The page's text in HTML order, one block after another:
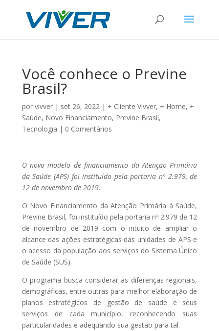
Você conhece o Previne
Brasil?
por vivver| set 26, 2022| + Cliente Vivver, + Home, +
Saúde, Novo Financiamento, Previne Brasil,
Tecnologia | 0 Comentários
O novo modelo de financiamento da Atenção Primária
da Saúde (APS) foi instituído pela portaria nº 2.979, de
12 de novembro de 2019.
O Novo Financiamento da Atenção Primária à Saúde,
Previne Brasil, foi instituído pela portaria nº 2.979 de 12
de novembro de 2019 com o intuito de ampliar o
alcance das ações estratégicas das unidades de APS e
o acesso da população aos serviços do Sistema Único
de Saúde (SUS).
O programa busca considerar as diferenças regionais,
demográficas, entre outras para melhor elaboração de
planos estratégicos de gestão de saúde e seus
serviços de cada município, reconhecendo suas
particularidades e adequando sua gestão para tal.